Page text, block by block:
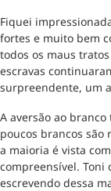
Fiquei
fortes e muito bem
todos os maus
escravas
surpreendente, um
A aversão ao
poucos brancos
a maioria é vista
compreensível. Toni
escrevendo dessa